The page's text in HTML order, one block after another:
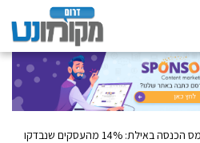
ביקורת מס הכנסה באילת: 14% מהעסקים שנבדקו